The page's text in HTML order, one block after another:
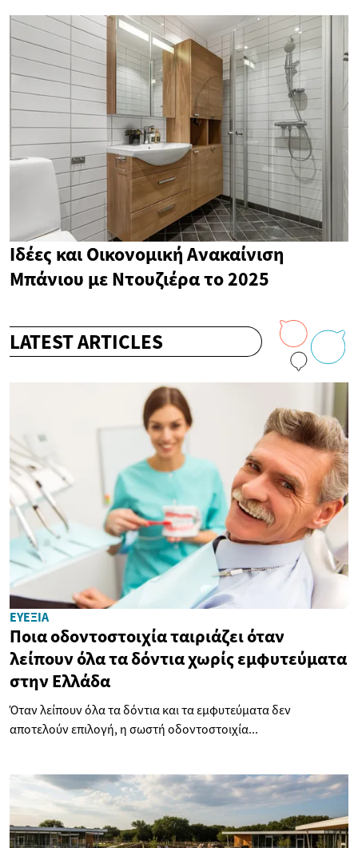
Ιδέες και Οικονομική Ανακαίνιση
Μπάνιου με Ντουζιέρα το 2025
LATEST ARTICLES
ΕΥΕΞΊΑ
Ποια οδοντοστοιχία ταιριάζει όταν
λείπουν όλα τα δόντια χωρίς εμφυτεύματα
στην Ελλάδα
Όταν λείπουν όλα τα δόντια και τα εμφυτεύματα δεν
αποτελούν επιλογή, η σωστή οδοντοστοιχία...